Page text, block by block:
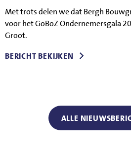
Met trots delen we dat Bergh
voor het GoBoZ Ondernemersgala
Groot.
BERICHT BEKIJKEN
ALLE